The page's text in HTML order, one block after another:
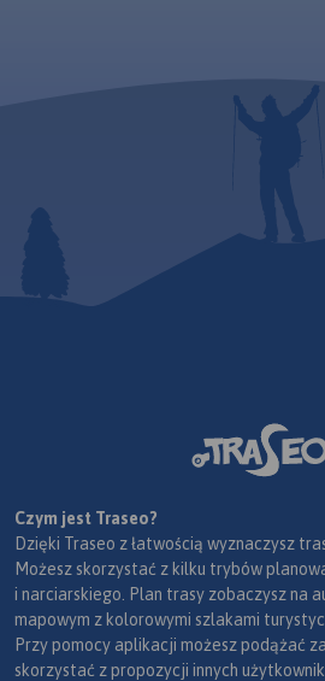
Czym jest Traseo?
Dzięki Traseo z łatwością wyznaczysz
Możesz skorzystać z kilku trybów
i narciarskiego. Plan trasy zobaczysz na
mapowym z kolorowymi szlakami
Przy pomocy aplikacji możesz podążać
skorzystać z propozycji innych